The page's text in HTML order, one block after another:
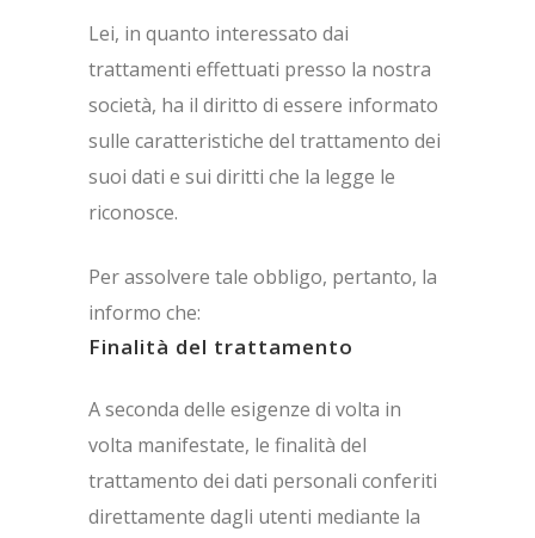
Lei, in quanto interessato dai
trattamenti effettuati presso la nostra
società, ha il diritto di essere informato
sulle caratteristiche del trattamento dei
suoi dati e sui diritti che la legge le
riconosce.
Per assolvere tale obbligo, pertanto, la
informo che:
Finalità del trattamento
A seconda delle esigenze di volta in
volta manifestate, le finalità del
trattamento dei dati personali conferiti
direttamente dagli utenti mediante la